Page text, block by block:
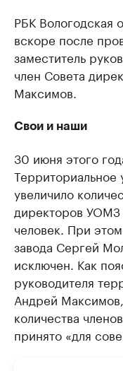
РБК Вологодская
вскоре после
заместитель
член Совета
Максимов.
Свои и наши
30 июня этого
увеличило
директоров
человек. При
завода Сергей
исключен. Как
руководителя
Андрей
количества
принято «для